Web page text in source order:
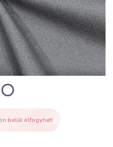
belül elfogyhat!